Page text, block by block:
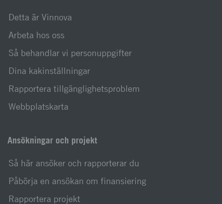
Detta är Vinnova
Arbeta hos oss
Så behandlar vi personuppgifter
Dina kakinställningar
Rapportera tillgänglighetsproblem
Webbplatskarta
Ansökningar och projekt
Så här ansöker och rapporterar du
Påbörja en ansökan om finansiering
Rapportera projekt